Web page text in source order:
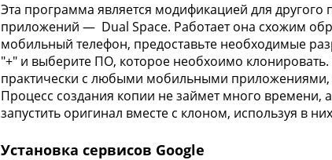
Эта программа является модификацией для
приложений — Dual Space. Работает она схожим
мобильный телефон, предоставьте необходимые
"+" и выберите ПО, которое необхоимо
практически с любыми мобильными
Процесс создания копии не займет много
запустить оригинал вместе с клоном, используя в
Установка сервисов Google